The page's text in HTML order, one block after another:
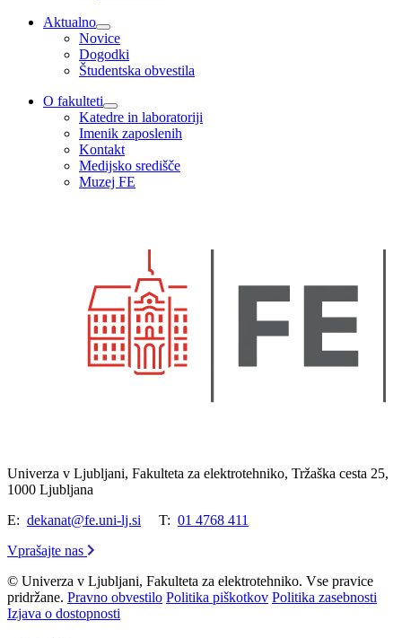
Aktualno
Novice
Dogodki
Študentska obvestila
O fakulteti
Katedre in laboratoriji
Imenik zaposlenih
Kontakt
Medijsko središče
Muzej FE
Univerza v Ljubljani, Fakulteta za elektrotehniko, Tržaška cesta 25,
1000 Ljubljana
E: dekanat@fe.uni-lj.si T: 01 4768 411
Vprašajte nas
© Univerza v Ljubljani, Fakulteta za elektrotehniko. Vse pravice
pridržane. Pravno obvestilo Politika piškotkov Politika zasebnosti
Izjava o dostopnosti